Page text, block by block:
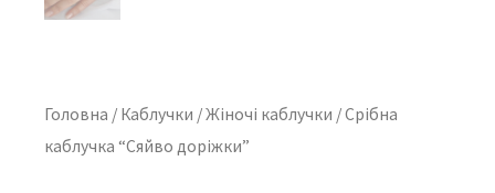
Головна / Каблучки /Жіночі каблучки / Срібна
каблучка “Сяйво доріжки”